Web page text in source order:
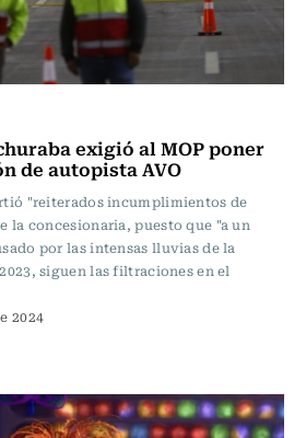
exigió al MOP poner
de autopista AVO
"reiterados incumplimientos de
la concesionaria, puesto que "a un
por las intensas lluvias de la
siguen las filtraciones en el
2024